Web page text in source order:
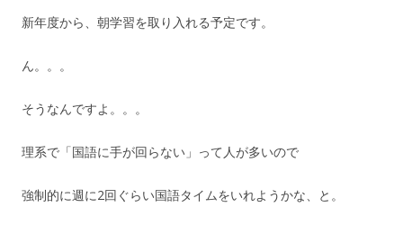
新年度から、朝学習を取り入れる予定です。
ん。。。
そうなんですよ。。。
理系で「国語に手が回らない」って人が多いので
強制的に週に2回ぐらい国語タイムをいれようかな、と。